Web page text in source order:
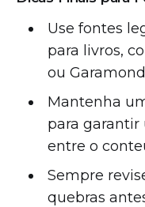
Use fontes
para livros,
ou
Mantenha
para
entre o
Sempre
quebras